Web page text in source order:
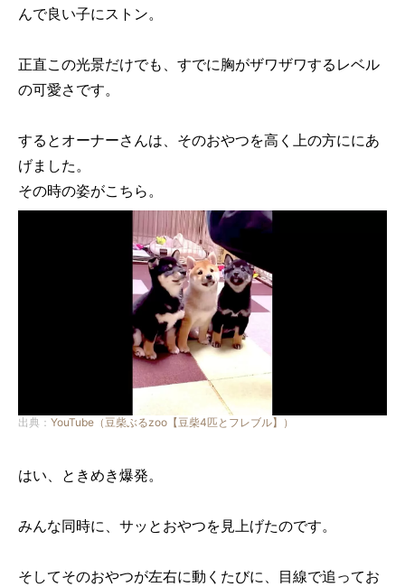
んで良い子にストン。
正直この光景だけでも、すでに胸がザワザワするレベル
の可愛さです。
するとオーナーさんは、そのおやつを高く上の方ににあ
げました。
その時の姿がこちら。
出典： YouTube（豆柴ぶるzoo【豆柴4匹とフレブル】）
はい、ときめき爆発。
みんな同時に、サッとおやつを見上げたのです。
そしてそのおやつが左右に動くたびに、目線で追ってお